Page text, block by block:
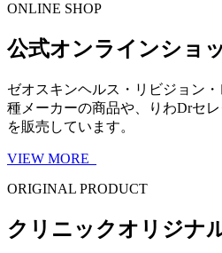
ONLINE SHOP
公式オンラインショ
ゼオスキンヘルス・リビジョン
種メーカーの商品や、りわDrセ
を販売しています。
VIEW MORE
ORIGINAL PRODUCT
クリニックオリジナ